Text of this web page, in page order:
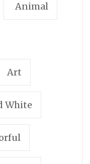
Animal
Art
White